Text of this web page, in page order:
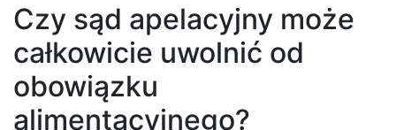
Czy sąd apelacyjny może
całkowicie uwolnić od
obowiązku
alimentacyjnego?